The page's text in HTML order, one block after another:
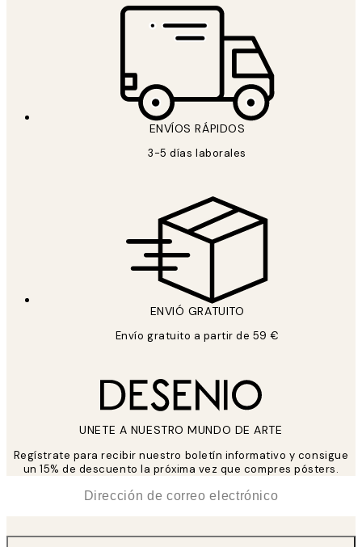
ENVÍOS RÁPIDOS
3-5 días laborales
ENVIÓ GRATUITO
Envío gratuito a partir de 59 €
UNETE A NUESTRO MUNDO DE ARTE
Regístrate para recibir nuestro boletín informativo y consigue
un 15% de descuento la próxima vez que compres pósters.